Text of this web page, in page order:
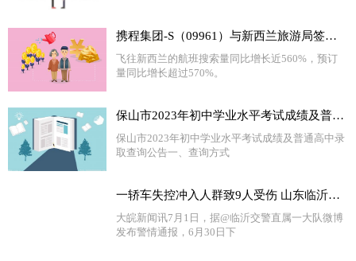
携程集团-S（09961）与新西兰旅游局签署战略合作备忘录
飞往新西兰的航班搜索量同比增长近560%，预订
量同比增长超过570%。
保山市2023年初中学业水平考试成绩及普通高中录取查询公告_环球热点
保山市2023年初中学业水平考试成绩及普通高中录
取查询公告一、查询方式
一轿车失控冲入人群致9人受伤 山东临沂警方通报-全球新动态
大皖新闻讯7月1日，据@临沂交警直属一大队微博
发布警情通报，6月30日下